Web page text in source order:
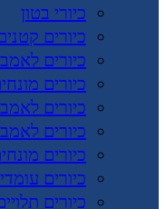
כיורי בטון
כיורים
כיורים
כיורים
כיורים
כיורים
כיורים
כיורים
כיורים